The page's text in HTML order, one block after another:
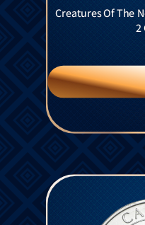
Creatures Of The
2